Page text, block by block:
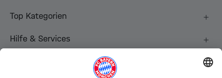
Top Kategorien
Hilfe & Services